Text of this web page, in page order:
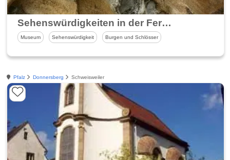
Sehenswürdigkeiten in der Ferienregion Alsenz-Obermoschel
Museum Sehenswürdigkeit Burgen und Schlösser
Pfalz Donnersberg Schweisweiler